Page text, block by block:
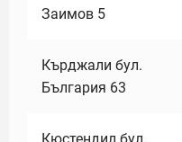
Заимов 5
Кърджали бул.
България 63